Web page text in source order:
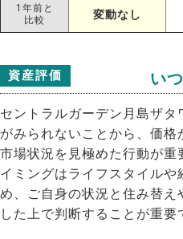
1年前と
比較
変動なし
資産評価 い
セントラルガーデン月島ザ
がみられないことから、価格
市場状況を見極めた行動が重
イミングはライフスタイルや
め、ご自身の状況と住み替
した上で判断することが重要